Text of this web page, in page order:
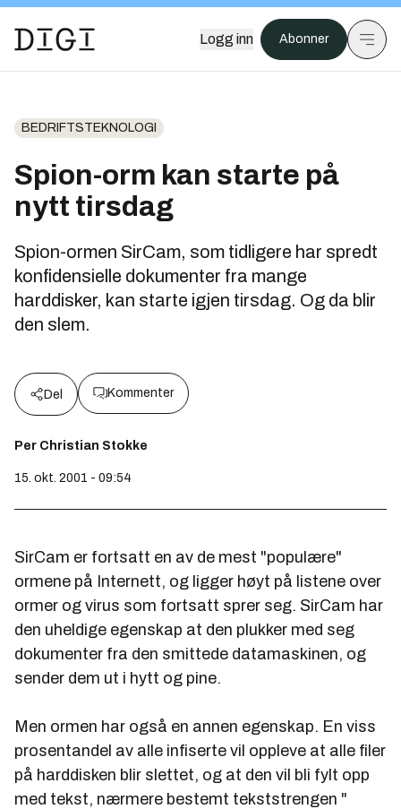
Logg inn Abonner
BEDRIFTSTEKNOLOGI
Spion-orm kan starte på
nytt tirsdag
Spion-ormen SirCam, som tidligere har spredt
konfidensielle dokumenter fra mange
harddisker, kan starte igjen tirsdag. Og da blir
den slem.
Del Kommenter
Per Christian Stokke
15. okt. 2001 - 09:54
SirCam er fortsatt en av de mest "populære"
ormene på Internett, og ligger høyt på listene over
ormer og virus som fortsatt sprer seg. SirCam har
den uheldige egenskap at den plukker med seg
dokumenter fra den smittede datamaskinen, og
sender dem ut i hytt og pine.
Men ormen har også en annen egenskap. En viss
prosentandel av alle infiserte vil oppleve at alle filer
på harddisken blir slettet, og at den vil bli fylt opp
med tekst, nærmere bestemt tekststrengen "